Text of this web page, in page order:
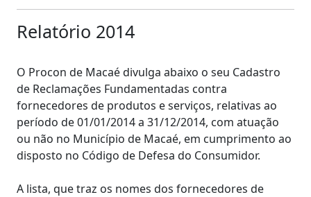
Relatório 2014
O Procon de Macaé divulga abaixo o seu Cadastro
de Reclamações Fundamentadas contra
fornecedores de produtos e serviços, relativas ao
período de 01/01/2014 a 31/12/2014, com atuação
ou não no Município de Macaé, em cumprimento ao
disposto no Código de Defesa do Consumidor.
A lista, que traz os nomes dos fornecedores de